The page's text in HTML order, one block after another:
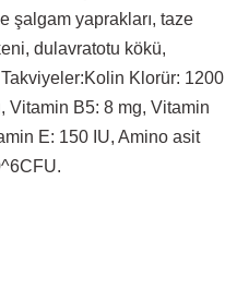
şalgam yaprakları, taze
dulavratotu kökü,
Klorür: 1200
Vitamin B5: 8 mg, Vitamin
E: 150 IU, Amino asit